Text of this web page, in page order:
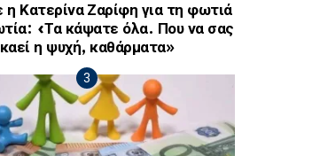
η Κατερίνα Ζαρίφη για τη φωτιά
«Τα κάψατε όλα. Που να σας
καεί η ψυχή, καθάρματα»